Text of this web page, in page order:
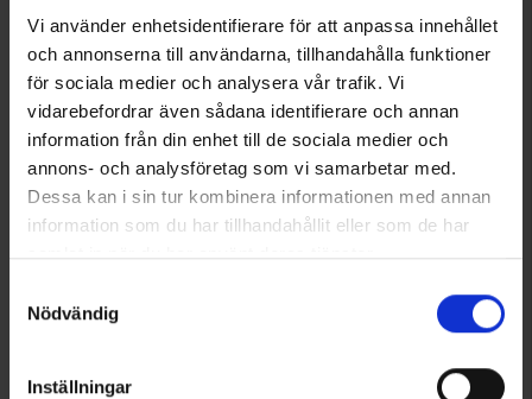
Vi använder enhetsidentifierare för att anpassa innehållet
och annonserna till användarna, tillhandahålla funktioner
för sociala medier och analysera vår trafik. Vi
vidarebefordrar även sådana identifierare och annan
information från din enhet till de sociala medier och
annons- och analysföretag som vi samarbetar med.
Dessa kan i sin tur kombinera informationen med annan
information som du har tillhandahållit eller som de har
samlat in när du har använt deras tjänster.
Nödvändig
Inställningar
Hundleksak kettelbell TPR
High Mountain
Från39 kr
3.7 utav 5 stjärnor
Hundleksak hantel TPR
High Mountain
Från39 kr